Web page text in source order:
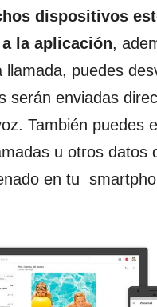
dispositivos
la aplicación,
puedes
enviadas
También puedes
u otros datos
en tu